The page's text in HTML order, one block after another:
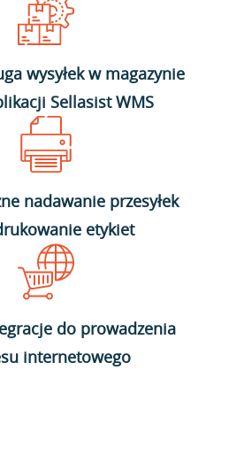
wysyłek w magazynie
Sellasist WMS
nadawanie przesyłek
etykiet
do prowadzenia
internetowego